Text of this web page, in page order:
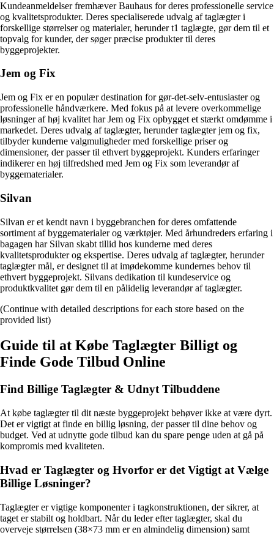
Kundeanmeldelser fremhæver Bauhaus for deres professionelle service
og kvalitetsprodukter. Deres specialiserede udvalg af taglægter i
forskellige størrelser og materialer, herundert1 taglægte, gør dem til et
topvalg for kunder, der søger præcise produkter til deres
byggeprojekter.
Jem og Fix
Jem og Fix er en populær destination for gør-det-selv-entusiaster og
professionelle håndværkere. Med fokus på at levere overkommelige
løsninger af høj kvalitet har Jem og Fix opbygget et stærkt omdømme i
markedet. Deres udvalg af taglægter, herundertaglægter jem og fix,
tilbyder kunderne valgmuligheder med forskellige priser og
dimensioner, der passer til ethvert byggeprojekt. Kunders erfaringer
indikerer en høj tilfredshed med Jem og Fix som leverandør af
byggematerialer.
Silvan
Silvan er et kendt navn i byggebranchen for deres omfattende
sortiment af byggematerialer og værktøjer. Med århundreders erfaring i
bagagen har Silvan skabt tillid hos kunderne med deres
kvalitetsprodukter og ekspertise. Deres udvalg af taglægter, herunder
taglægter mål, er designet til at imødekomme kundernes behov til
ethvert byggeprojekt. Silvans dedikation til kundeservice og
produktkvalitet gør dem til en pålidelig leverandør af taglægter.
(Continue with detailed descriptions for each store based on the
provided list)
Guide til at Købe Taglægter Billigt og
Finde Gode Tilbud Online
Find Billige Taglægter & Udnyt Tilbuddene
At købe taglægter til dit næste byggeprojekt behøver ikke at være dyrt.
Det er vigtigt at finde en billig løsning, der passer til dine behov og
budget. Ved at udnytte gode tilbud kan du spare penge uden at gå på
kompromis med kvaliteten.
Hvad er Taglægter og Hvorfor er det Vigtigt at Vælge
Billige Løsninger?
Taglægter er vigtige komponenter i tagkonstruktionen, der sikrer, at
taget er stabilt og holdbart. Når du leder efter taglægter, skal du
overveje størrelsen (38×73 mm er en almindelig dimension) samt